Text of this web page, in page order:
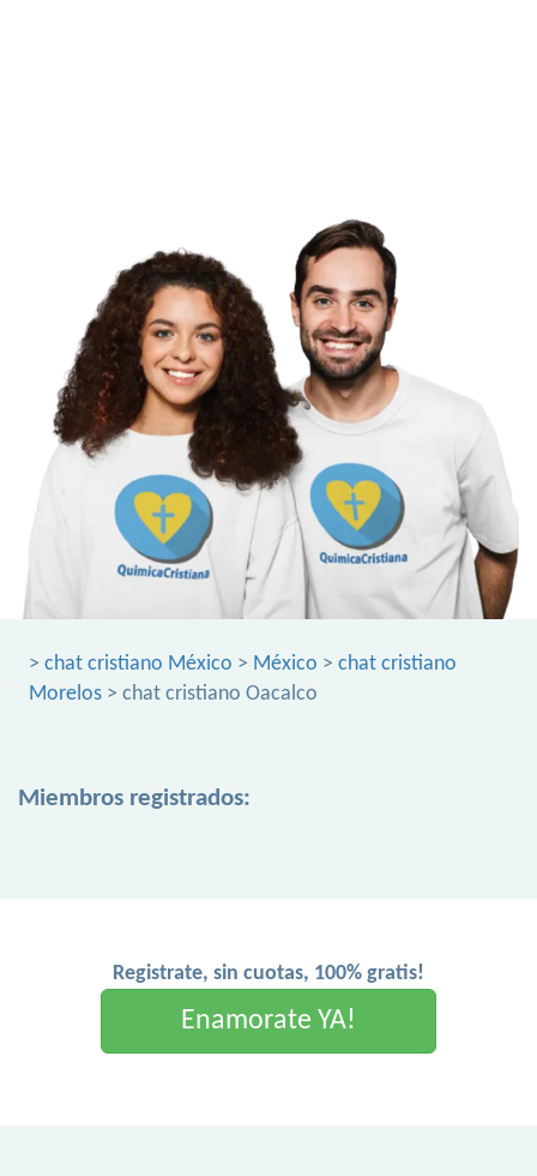
> chat cristiano México > México > chat cristiano
Morelos > chat cristiano Oacalco
Miembros registrados:
Registrate, sin cuotas, 100% gratis!
Enamorate YA!